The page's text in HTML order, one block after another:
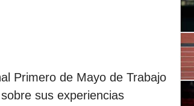
Primero de Mayo de Trabajo
sus experiencias